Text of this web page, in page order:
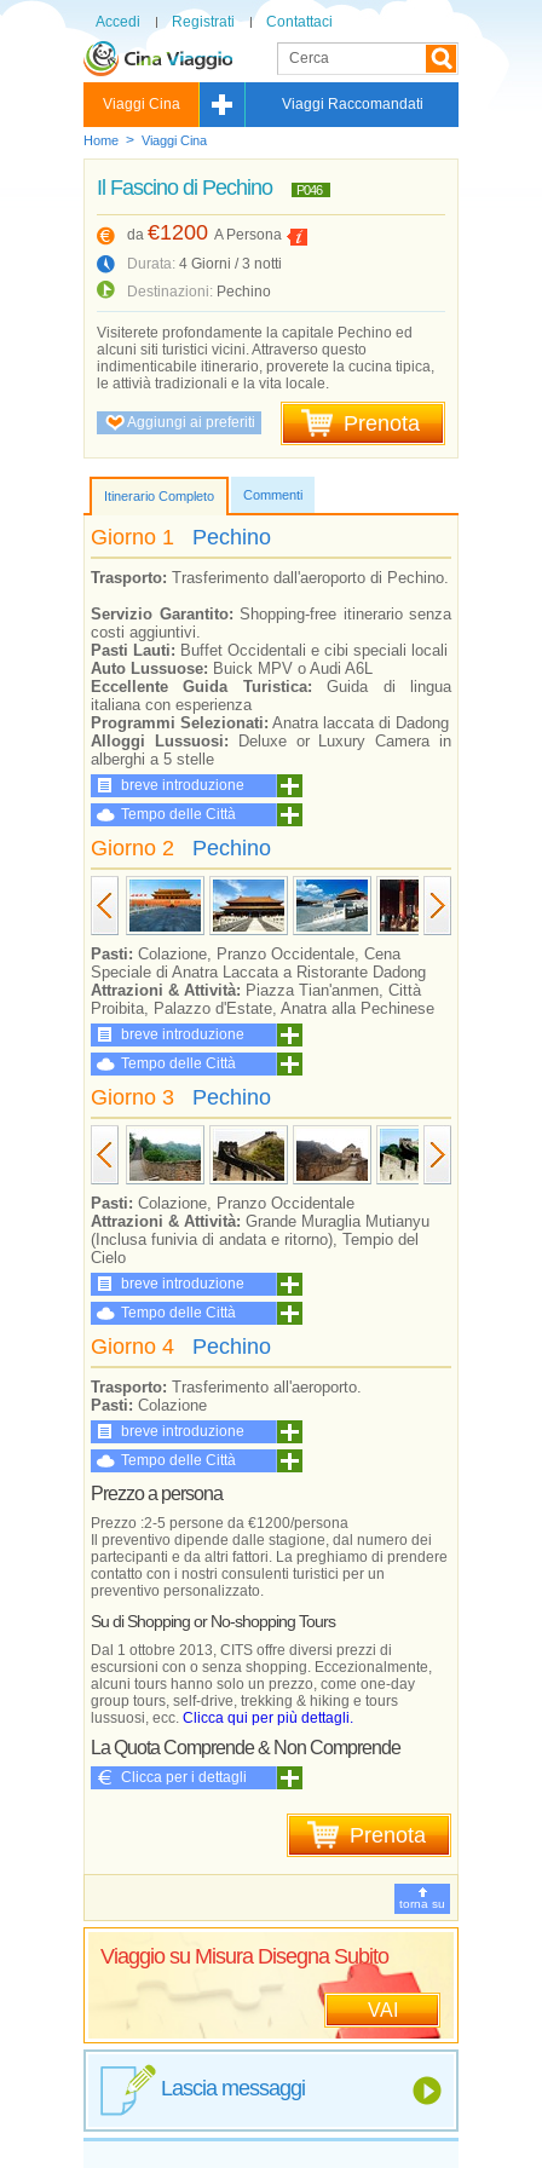
Accedi Registrati Contattaci
Viaggi Cina Viaggi Raccomandati
Home > Viaggi Cina
Il Fascino di Pechino P046
da €1200 A Persona
Durata: 4 Giorni / 3 notti
Destinazioni: Pechino
Visiterete profondamente la capitale Pechino ed
alcuni siti turistici vicini. Attraverso questo
indimenticabile itinerario, proverete la cucina tipica,
le attivià tradizionali e la vita locale.
Aggiungi ai preferiti Prenota
Itinerario Completo Commenti
Giorno 1 Pechino
Trasporto: Trasferimento dall'aeroporto di Pechino.
Servizio Garantito: Shopping-free itinerario senza
costi aggiuntivi.
Pasti Lauti: Buffet Occidentali e cibi speciali locali
Auto Lussuose: Buick MPV o Audi A6L
Eccellente Guida Turistica: Guida di lingua
italiana con esperienza
Programmi Selezionati: Anatra laccata di Dadong
Alloggi Lussuosi: Deluxe or Luxury Camera in
alberghi a 5 stelle
breve introduzione
Tempo delle Città
Giorno 2 Pechino
Pasti: Colazione, Pranzo Occidentale, Cena
Speciale di Anatra Laccata a Ristorante Dadong
Attrazioni & Attività: Piazza Tian'anmen, Città
Proibita, Palazzo d'Estate, Anatra alla Pechinese
breve introduzione
Tempo delle Città
Giorno 3 Pechino
Pasti: Colazione, Pranzo Occidentale
Attrazioni & Attività: Grande Muraglia Mutianyu
(Inclusa funivia di andata e ritorno), Tempio del
Cielo
breve introduzione
Tempo delle Città
Giorno 4 Pechino
Trasporto: Trasferimento all'aeroporto.
Pasti: Colazione
breve introduzione
Tempo delle Città
Prezzo a persona
Prezzo :2-5 persone da €1200/persona
Il preventivo dipende dalle stagione, dal numero dei
partecipanti e da altri fattori. La preghiamo di prendere
contatto con i nostri consulenti turistici per un
preventivo personalizzato.
Su di Shopping or No-shopping Tours
Dal 1 ottobre 2013, CITS offre diversi prezzi di
escursioni con o senza shopping. Eccezionalmente,
alcuni tours hanno solo un prezzo, come one-day
group tours, self-drive, trekking & hiking e tours
lussuosi, ecc. Clicca qui per più dettagli.
La Quota Comprende & Non Comprende
Clicca per i dettagli
Prenota
torna su
Viaggio su Misura Disegna Subito
VAI
Lascia messaggi